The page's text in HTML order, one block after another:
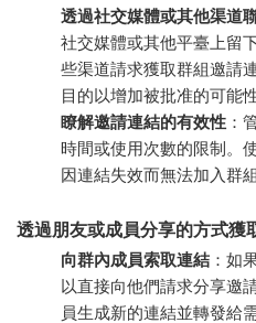
透過社交媒體或其他渠道
社交媒體或其他平臺上留
些渠道請求獲取群組邀請
目的以增加被批准的可能性
瞭解邀請連結的有效性 ：
時間或使用次數的限制。
因連結失效而無法加入群組
透過朋友或成員分享的方式獲
向群內成員索取連結 ：如
以直接向他們請求分享邀
員生成新的連結並轉發給